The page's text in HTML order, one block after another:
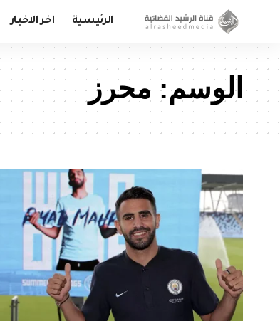
الرئيسية اخر الاخبار
الوسم: محرز